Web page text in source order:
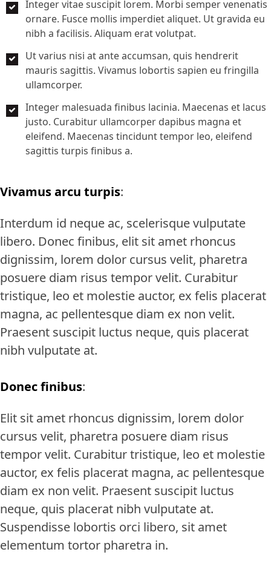
Integer vitae suscipit lorem. Morbi semper venenatis
ornare. Fusce mollis imperdiet aliquet. Ut gravida eu
nibh a facilisis. Aliquam erat volutpat.
Ut varius nisi at ante accumsan, quis hendrerit
mauris sagittis. Vivamus lobortis sapien eu fringilla
ullamcorper.
Integer malesuada finibus lacinia. Maecenas et lacus
justo. Curabitur ullamcorper dapibus magna et
eleifend. Maecenas tincidunt tempor leo, eleifend
sagittis turpis finibus a.
Vivamus arcu turpis:
Interdum id neque ac, scelerisque vulputate
libero. Donec finibus, elit sit amet rhoncus
dignissim, lorem dolor cursus velit, pharetra
posuere diam risus tempor velit. Curabitur
tristique, leo et molestie auctor, ex felis placerat
magna, ac pellentesque diam ex non velit.
Praesent suscipit luctus neque, quis placerat
nibh vulputate at.
Donec finibus:
Elit sit amet rhoncus dignissim, lorem dolor
cursus velit, pharetra posuere diam risus
tempor velit. Curabitur tristique, leo et molestie
auctor, ex felis placerat magna, ac pellentesque
diam ex non velit. Praesent suscipit luctus
neque, quis placerat nibh vulputate at.
Suspendisse lobortis orci libero, sit amet
elementum tortor pharetra in.